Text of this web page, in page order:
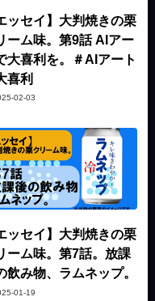
ッセイ】大判焼きの栗
ーム味。第9話 AIアー
大喜利を。＃AIアート
喜利
02-03
ッセイ】大判焼きの栗
ーム味。第7話。放課
飲み物、ラムネップ。
01-19